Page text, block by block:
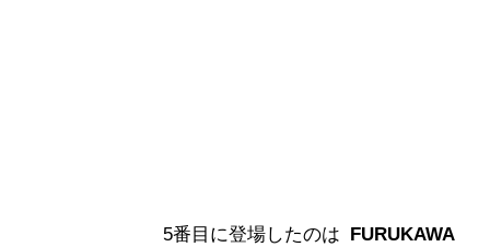
5番目に登場したのは FURUKAWA